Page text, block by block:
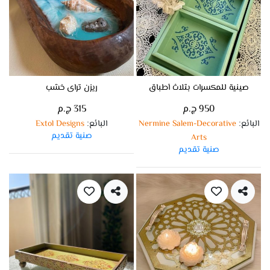
صينية للمكسرات بثلاث أطباق
950 ج.م
البائع:
Nermine Salem-Decorative
Arts
صنية تقديم
ريزن تراى خشب
315 ج.م
البائع:
Extol Designs
صنية تقديم